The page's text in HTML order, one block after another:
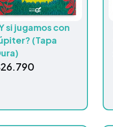
si jugamos con
(Tapa
26.790